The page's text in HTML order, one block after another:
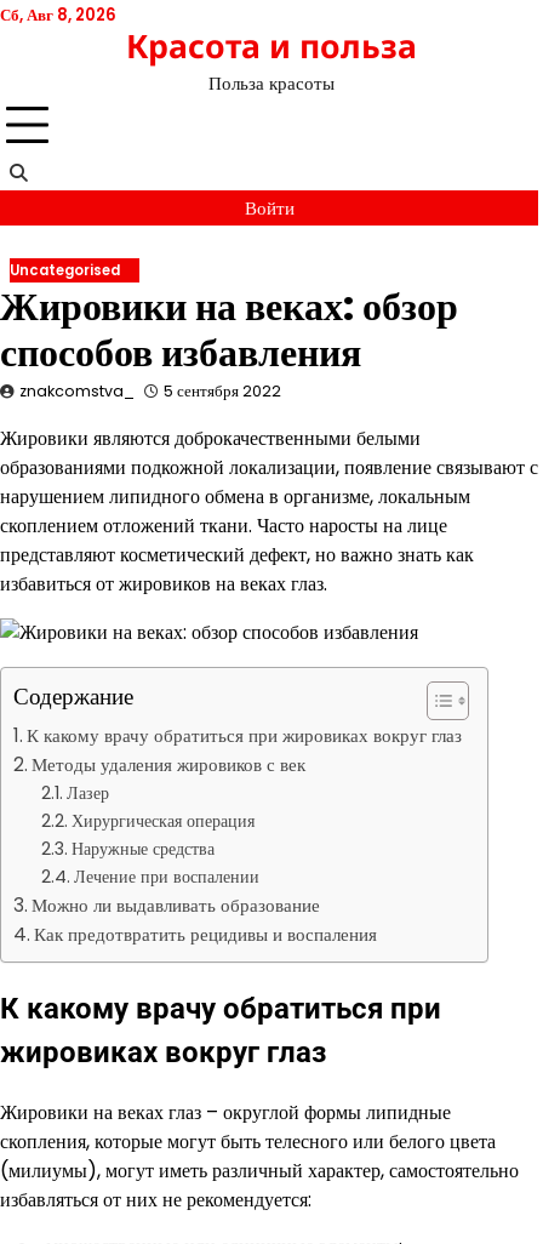
Перейти
Сб, Авг 8, 2026
Красота и польза
Польза красоты
Войти
Uncategorised
Жировики на веках: обзор
способов избавления
znakcomstva_ 5 сентября 2022
Жировики являются доброкачественными белыми
образованиями подкожной локализации, появление связывают с
нарушением липидного обмена в организме, локальным
скоплением отложений ткани. Часто наросты на лице
представляют косметический дефект, но важно знать как
избавиться от жировиков на веках глаз.
Содержание
К какому врачу обратиться при жировиках вокруг глаз
Методы удаления жировиков с век
Лазер
Хирургическая операция
Наружные средства
Лечение при воспалении
Можно ли выдавливать образование
Как предотвратить рецидивы и воспаления
К какому врачу обратиться при
жировиках вокруг глаз
Жировики на веках глаз – округлой формы липидные
скопления, которые могут быть телесного или белого цвета
(милиумы), могут иметь различный характер, самостоятельно
избавляться от них не рекомендуется: